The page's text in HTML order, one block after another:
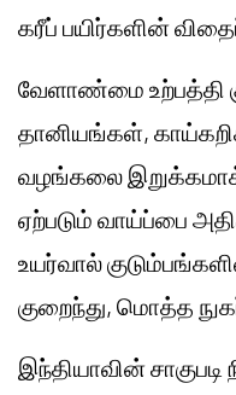
கரீப் பயிர்களின்
வேளாண்மை உற்பத்தி
தானியங்கள்,
வழங்கலை
ஏற்படும் வாய்ப்பை
உயர்வால்
குறைந்து, மொத்த
இந்தியாவின் சாகுபடி